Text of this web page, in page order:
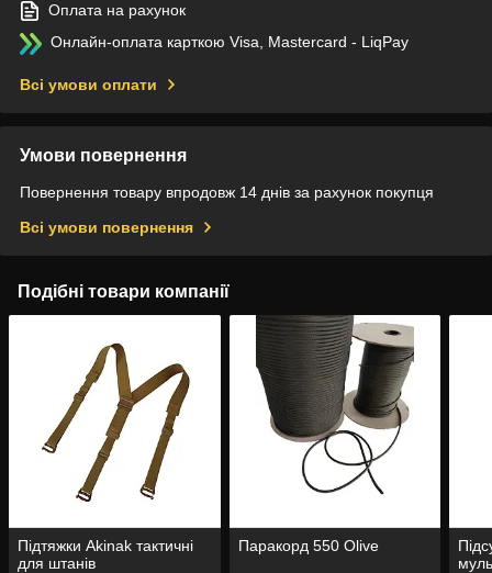
Оплата на рахунок
Онлайн-оплата карткою Visa, Mastercard - LiqPay
Всі умови оплати
Умови повернення
Повернення товару впродовж 14 днів за рахунок покупця
Всі умови повернення
Подібні товари компанії
Підтяжки Akinak тактичні
для штанів
Паракорд 550 Olive